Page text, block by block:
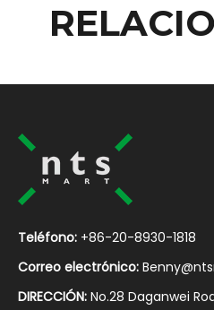
Teléfono: +86-20-8930-1818
Correo electrónico:
DIRECCIÓN: No.28 Daganwei